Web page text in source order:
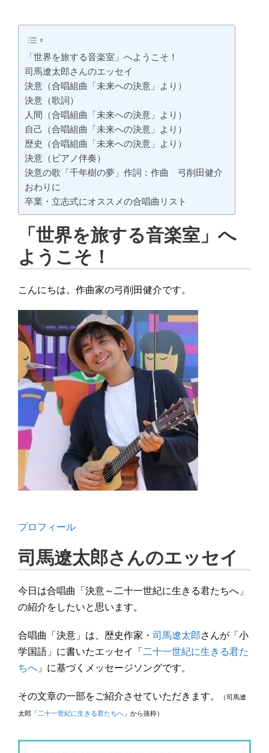
「世界を旅する音楽室」へようこそ！
司馬遼太郎さんのエッセイ
決意（合唱組曲「未来への決意」より）
決意（歌詞）
人間（合唱組曲「未来への決意」より）
自己（合唱組曲「未来への決意」より）
歴史（合唱組曲「未来への決意」より）
決意（ピアノ伴奏）
決意の歌「千年樹の夢」作詞：作曲 弓削田健介
おわりに
卒業・立志式にオススメの合唱曲リスト
「世界を旅する音楽室」へ
ようこそ！
こんにちは。作曲家の弓削田健介です。
プロフィール
司馬遼太郎さんのエッセイ
今日は合唱曲「決意～二十一世紀に生きる君たちへ」
の紹介をしたいと思います。
合唱曲「決意」は、歴史作家・ 司馬遼太郎さんが「小
学国語」に書いたエッセイ「二十一世紀に生きる君た
ちへ 」に基づくメッセージソングです。
その文章の一部をご紹介させていただきます。
（司馬遼
太郎「二十一世紀に生きる君たちへ 」から抜粋）